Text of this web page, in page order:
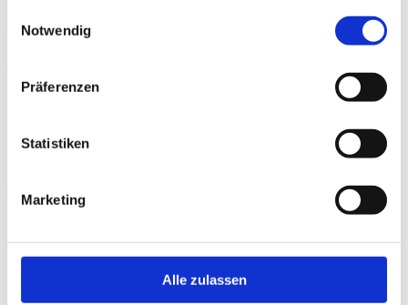
Notwendig
Präferenzen
Statistiken
Marketing
Alle zulassen
Holzkirchen
LEITUNG
PHYSIOTHERAPIE
Physiotherapeut,